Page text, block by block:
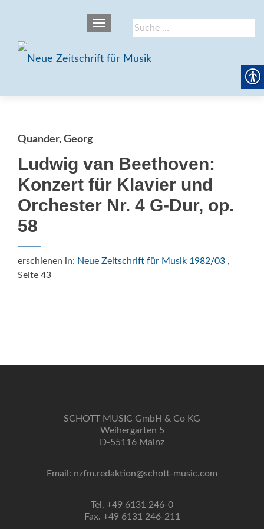
Suche
nach:
SCHALTE NAVIGATION
Quander, Georg
Ludwig van Beethoven:
Konzert für Klavier und
Orchester Nr. 4 G-Dur, op.
58
erschienen in: Neue Zeitschrift für Musik 1982/03 ,
Seite 43
SCHOTT MUSIC GmbH & Co KG
Weihergarten 5
D-55116 Mainz
Email: nzfm.redaktion@schott-music.com
Tel. +49 6131 246-0
Fax. +49 6131 246-211